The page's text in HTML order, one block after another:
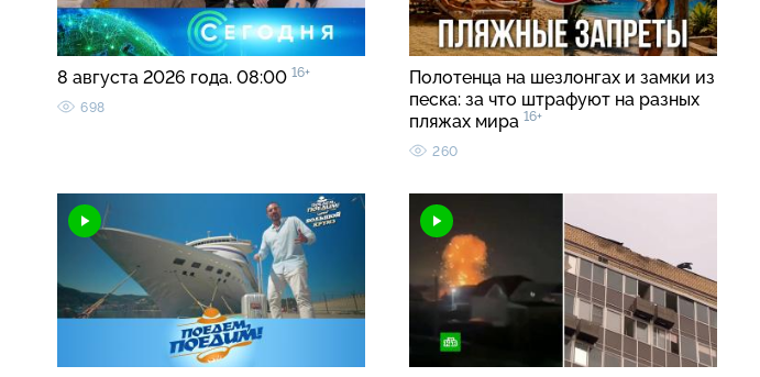
8 августа 2026 года. 08:00 16+
698
Полотенца на шезлонгах и замки из
песка: за что штрафуют на разных
пляжах мира 16+
260